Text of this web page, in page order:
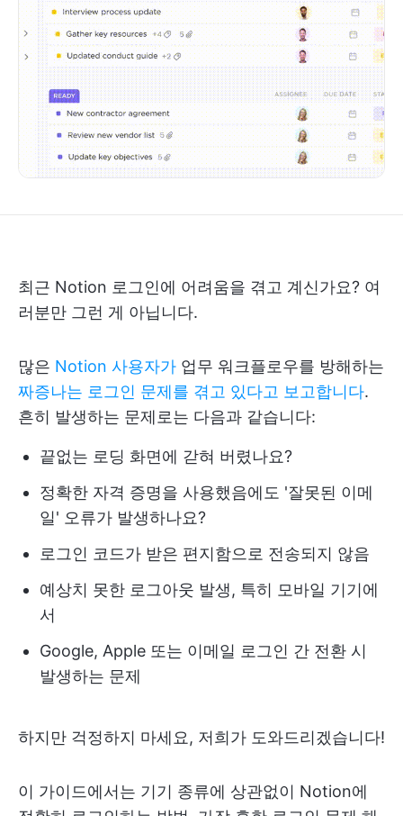
최근 Notion 로그인에 어려움을 겪고 계신가요? 여
러분만 그런 게 아닙니다.
많은 Notion 사용자가 업무 워크플로우를 방해하는
짜증나는 로그인 문제를 겪고 있다고 보고합니다.
흔히 발생하는 문제로는 다음과 같습니다:
끝없는 로딩 화면에 갇혀 버렸나요?
정확한 자격 증명을 사용했음에도 '잘못된 이메
일' 오류가 발생하나요?
로그인 코드가 받은 편지함으로 전송되지 않음
예상치 못한 로그아웃 발생, 특히 모바일 기기에
서
Google, Apple 또는 이메일 로그인 간 전환 시
발생하는 문제
하지만 걱정하지 마세요, 저희가 도와드리겠습니다!
이 가이드에서는 기기 종류에 상관없이 Notion에